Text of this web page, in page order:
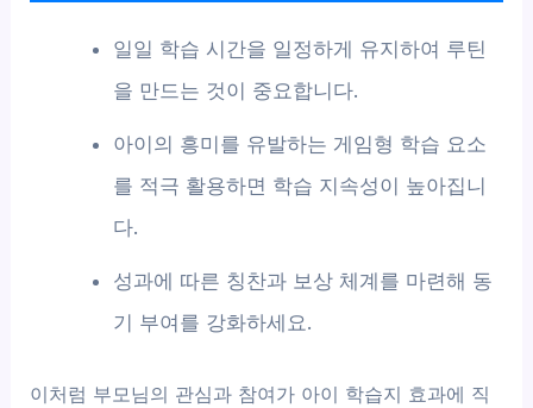
일일 학습 시간을 일정하게 유지하여 루틴
을 만드는 것이 중요합니다.
아이의 흥미를 유발하는 게임형 학습 요소
를 적극 활용하면 학습 지속성이 높아집니
다.
성과에 따른 칭찬과 보상 체계를 마련해 동
기 부여를 강화하세요.
이처럼 부모님의 관심과 참여가 아이 학습지 효과에 직